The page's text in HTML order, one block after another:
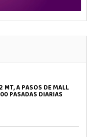
MT, A PASOS DE MALL
PASADAS DIARIAS